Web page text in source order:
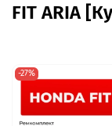
FIT ARIA
-27%